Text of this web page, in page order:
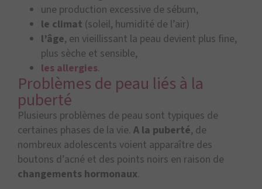
une production excessive de sébum,
le climat (soleil, humidité de l’air)
l’âge, en vieillissant la peau devient plus fine,
plus sèche et sensible,
les allergies.
Problèmes de peau liés à la
puberté
Plusieurs problèmes de peau sont typiques de
certaines phases de la vie. A la puberté, de
nombreux adolescents voient apparaître des
boutons d’acné et des points noirs en raison de
changements hormonaux.